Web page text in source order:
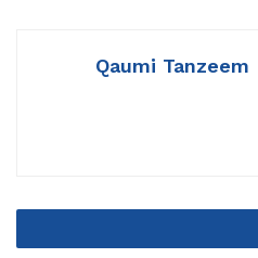
Qaumi Tanzeem